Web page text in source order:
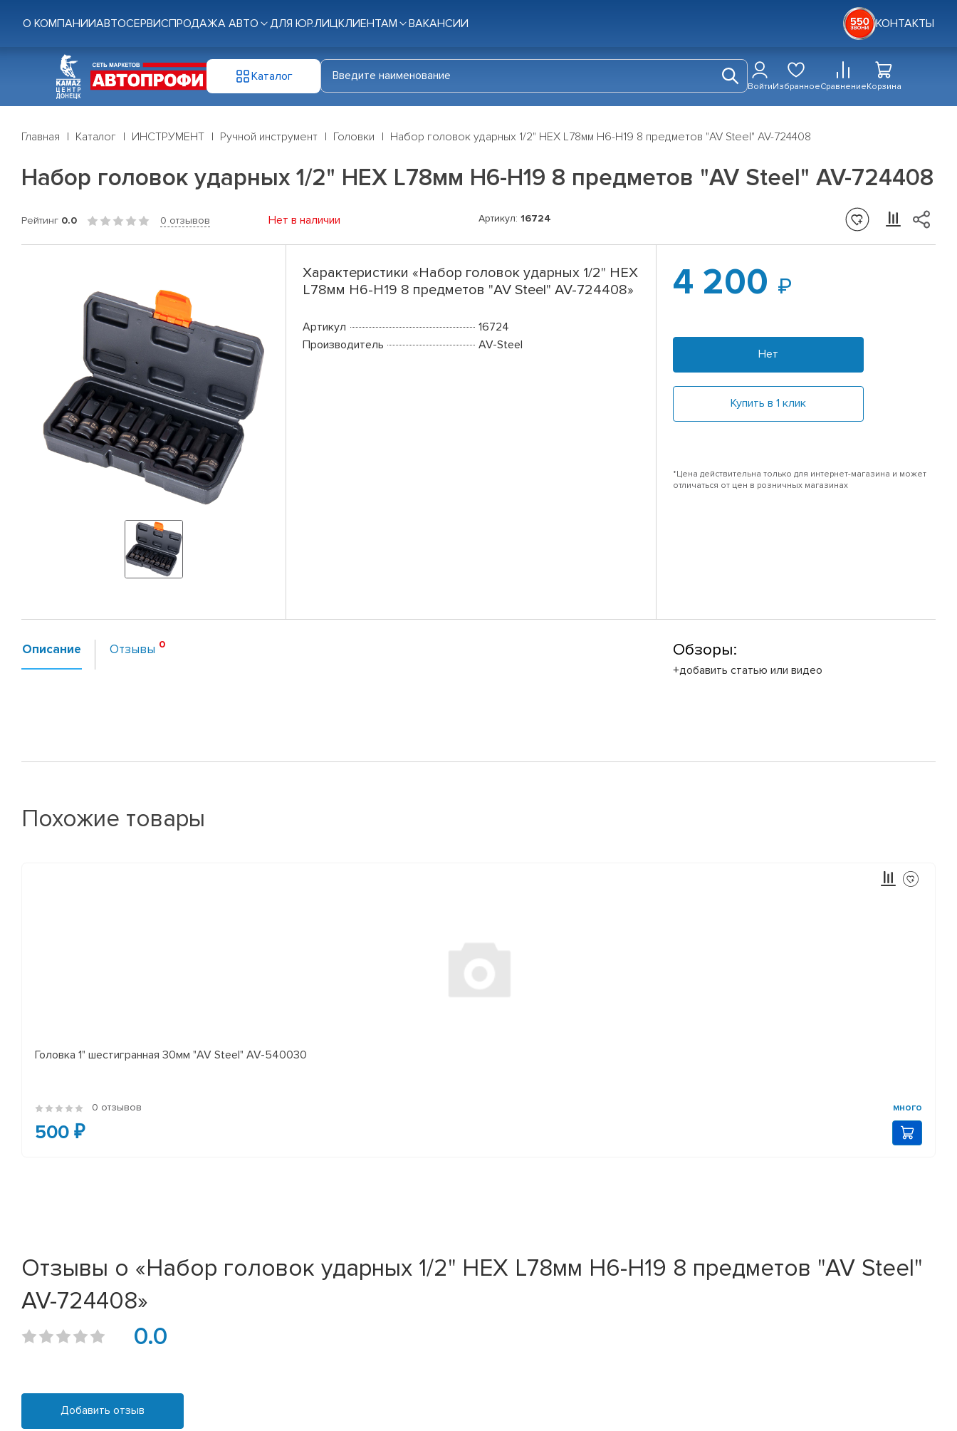
О КОМПАНИИАВТОСЕРВИСПРОДАЖА АВТО ДЛЯ ЮР.ЛИЦКЛИЕНТАМ ВАКАНСИИ КОНТАКТЫ
Каталог
ВойтиИзбранноеСравнениеКорзина
Главная Каталог ИНСТРУМЕНТ Ручной инструмент Головки Набор головок ударных 1/2" HEX L78мм H6-H19 8 предметов "AV Steel" AV-724408
Набор головок ударных 1/2" HEX L78мм H6-H19 8 предметов "AV Steel" AV-724408
Рейтинг 0.0 0 отзывов Нет в наличии Артикул: 16724
Характеристики «Набор головок ударных 1/2" HEX
L78мм H6-H19 8 предметов "AV Steel" AV-724408»
Артикул
16724
Производитель
AV-Steel
4 200
Нет
Купить в 1 клик
*Цена действительна только для интернет-магазина и может
отличаться от цен в розничных магазинах
Описание Отзывы Обзоры:
+добавить статью или видео
Похожие товары
Головка 1" шестигранная 30мм "AV Steel" AV-540030
0 отзывов много
500 ₽
Отзывы о «Набор головок ударных 1/2" HEX L78мм H6-H19 8 предметов "AV Steel"
AV-724408»
0.0
Добавить отзыв